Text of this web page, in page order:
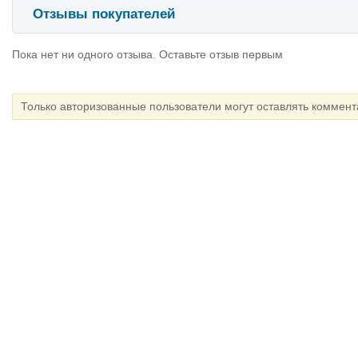
Отзывы покупателей
Пока нет ни одного отзыва. Оставьте отзыв первым
Только авторизованные пользователи могут оставлять